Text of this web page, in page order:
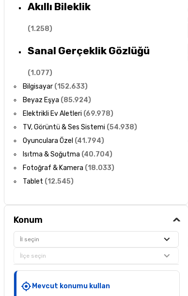
Akıllı Bileklik
(1.258)
Sanal Gerçeklik Gözlüğü
(1.077)
Bilgisayar (152.633)
Beyaz Eşya (85.924)
Elektrikli Ev Aletleri (69.978)
TV, Görüntü & Ses Sistemi (54.938)
Oyunculara Özel (41.794)
Isıtma & Soğutma (40.704)
Fotoğraf & Kamera (18.033)
Tablet (12.545)
Konum
İl seçin
İlçe seçin
Mevcut konumu kullan